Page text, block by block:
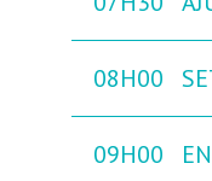
08H00
09H00